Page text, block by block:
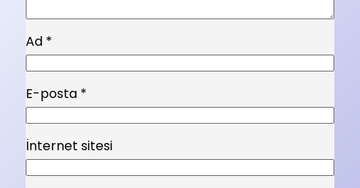
Ad *
E-posta *
İnternet sitesi